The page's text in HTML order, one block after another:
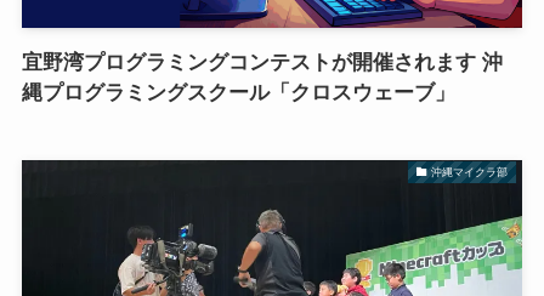
宜野湾プログラミングコンテストが開催されます 沖
縄プログラミングスクール「クロスウェーブ」
沖縄マイクラ部